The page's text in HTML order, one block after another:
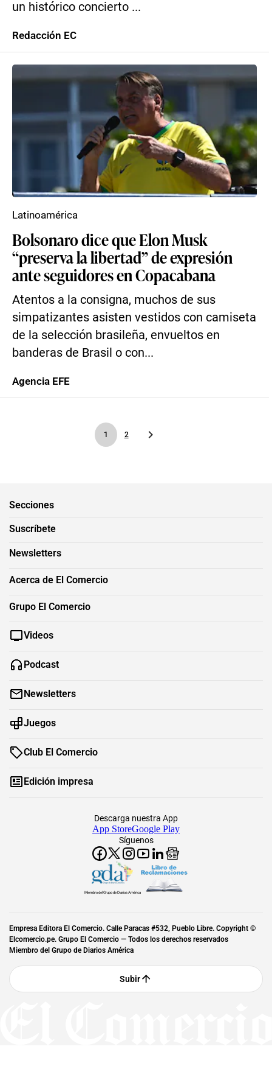
un histórico concierto ...
Redacción EC
Bolsonaro dice que Elon Musk
“preserva la libertad” de expresión
ante seguidores en Copacabana
Atentos a la consigna, muchos de sus
simpatizantes asisten vestidos con camiseta
de la selección brasileña, envueltos en
banderas de Brasil o con...
Latinoamérica
Agencia EFE
1 2
Secciones
Suscríbete
Newsletters
Acerca de El Comercio
Grupo El Comercio
Videos
Podcast
Newsletters
Juegos
Club El Comercio
Edición impresa
Síguenos
Descarga nuestra App
App StoreGoogle Play
Miembro del Grupo de Diarios América
Empresa Editora El Comercio. Calle Paracas #532, Pueblo Libre. Copyright ©
Elcomercio.pe. Grupo El Comercio — Todos los derechos reservados
Miembro del Grupo de Diarios América
Subir